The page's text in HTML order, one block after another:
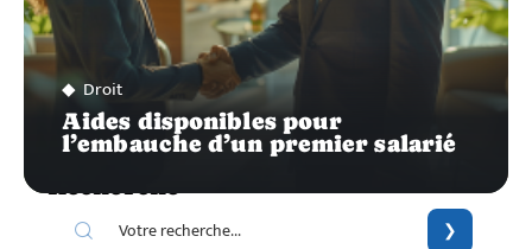
Droit
Aides disponibles pour
l’embauche d’un premier salarié
Recherche